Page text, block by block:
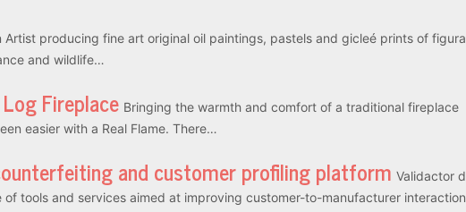
Artist producing fine art original oil paintings, pastels and gicleé prints of figura
and wildlife…
Fireplace Bringing the warmth and comfort of a traditional fireplace
easier with a Real Flame. There…
and customer profiling platform Validactor d
tools and services aimed at improving customer-to-manufacturer interaction